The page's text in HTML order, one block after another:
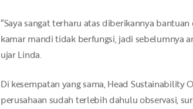
“Saya sangat terharu atas diberikannya
kamar mandi tidak berfungsi, jadi sebelumnya
ujar Linda.
Di kesempatan yang sama, Head Sustainability
perusahaan sudah terlebih dahulu observasi,